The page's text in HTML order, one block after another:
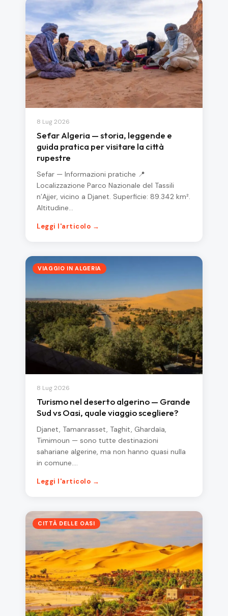
8 Lug 2026
Sefar Algeria — storia, leggende e
guida pratica per visitare la città
rupestre
Sefar — Informazioni pratiche 📍
Localizzazione Parco Nazionale del Tassili
n’Ajjer, vicino a Djanet. Superficie: 89.342 km².
Altitudine…
Leggi l'articolo →
VIAGGIO IN ALGERIA
8 Lug 2026
Turismo nel deserto algerino — Grande
Sud vs Oasi, quale viaggio scegliere?
Djanet, Tamanrasset, Taghit, Ghardaïa,
Timimoun — sono tutte destinazioni
sahariane algerine, ma non hanno quasi nulla
in comune.…
Leggi l'articolo →
CITTÀ DELLE OASI